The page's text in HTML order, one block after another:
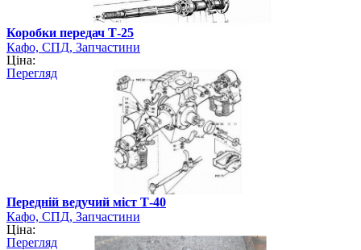
Коробки передач Т-25
Кафо, СПД, Запчастини
Ціна:
Перегляд
Передній ведучий міст Т-40
Кафо, СПД, Запчастини
Ціна:
Перегляд